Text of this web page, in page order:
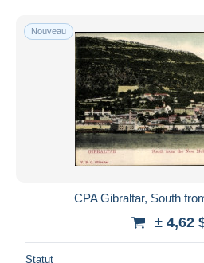
Nouveau
CPA Gibraltar, South
± 4,62
Statut